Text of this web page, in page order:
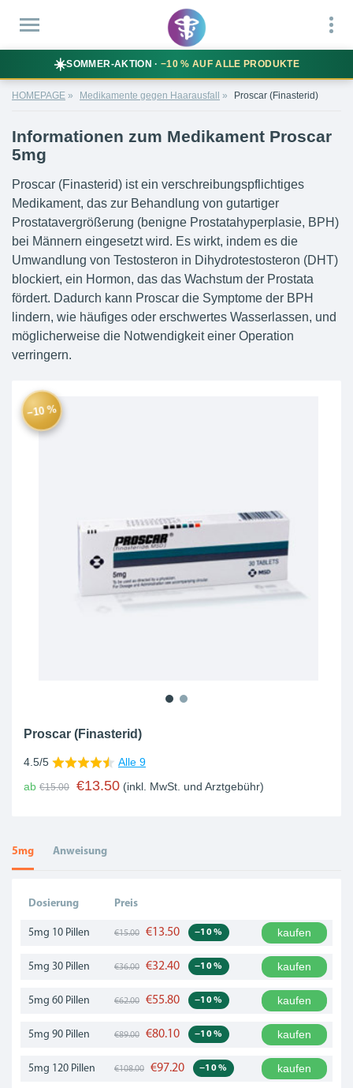
☀️SOMMER-AKTION · −10 % AUF ALLE PRODUKTE
HOMEPAGE Medikamente gegen Haarausfall Proscar (Finasterid)
Informationen zum Medikament Proscar
5mg
Proscar (Finasterid) ist ein verschreibungspflichtiges
Medikament, das zur Behandlung von gutartiger
Prostatavergrößerung (benigne Prostatahyperplasie, BPH)
bei Männern eingesetzt wird. Es wirkt, indem es die
Umwandlung von Testosteron in Dihydrotestosteron (DHT)
blockiert, ein Hormon, das das Wachstum der Prostata
fördert. Dadurch kann Proscar die Symptome der BPH
lindern, wie häufiges oder erschwertes Wasserlassen, und
möglicherweise die Notwendigkeit einer Operation
verringern.
−10 %
Proscar (Finasterid)
4.5/5 Alle 9
ab €15.00 €13.50 (inkl. MwSt. und Arztgebühr)
5mg Anweisung
Dosierung Preis
5mg 10 Pillen €15.00 €13.50 −10 % kaufen
5mg 30 Pillen €36.00 €32.40 −10 % kaufen
5mg 60 Pillen €62.00 €55.80 −10 % kaufen
5mg 90 Pillen €89.00 €80.10 −10 % kaufen
5mg 120 Pillen €108.00 €97.20 −10 % kaufen